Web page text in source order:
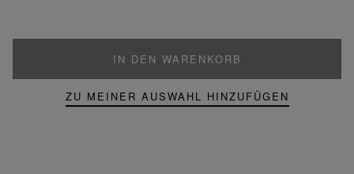
IN DEN WARENKORB
ZU MEINER AUSWAHL HINZUFÜGEN